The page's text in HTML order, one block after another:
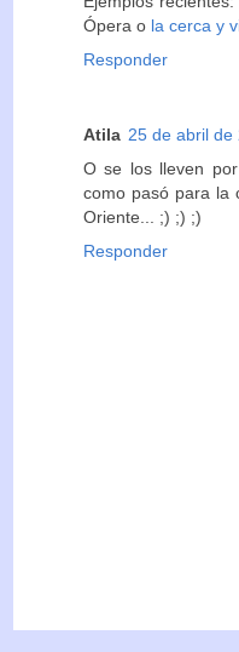
Ópera o la cerca y
Responder
Atila 25 de abril de
O se los lleven
como pasó para la
Oriente... ;) ;) ;)
Responder